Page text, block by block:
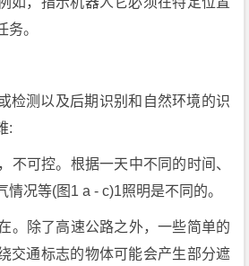
务。
检测以及后期识别和自然环境的识
:
不可控。根据一天中不同的时间、
情况等(图1 a - c)1照明是不同的。
。除了高速公路之外，一些简单的
交通标志的物体可能会产生部分遮